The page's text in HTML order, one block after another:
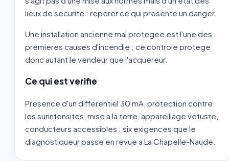
lieux de securite : reperer ce qui presente un danger.
Une installation ancienne mal protegee est l'une des
premieres causes d'incendie ; ce controle protege
donc autant le vendeur que l'acquereur.
Ce qui est verifie
Presence d'un differentiel 30 mA, protection contre
les surintensites, mise a la terre, appareillage vetuste,
conducteurs accessibles : six exigences que le
diagnostiqueur passe en revue a La Chapelle-Naude.